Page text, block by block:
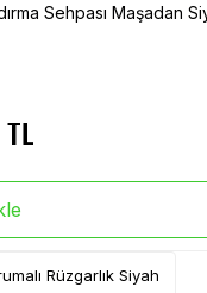
Sehpası Maşadan